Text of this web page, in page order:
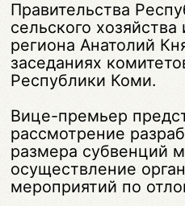
Правительства
сельского
региона Анатолий
заседаниях
Республики Коми.
Вице-премьер
рассмотрение
размера субвенций
осуществление
мероприятий по